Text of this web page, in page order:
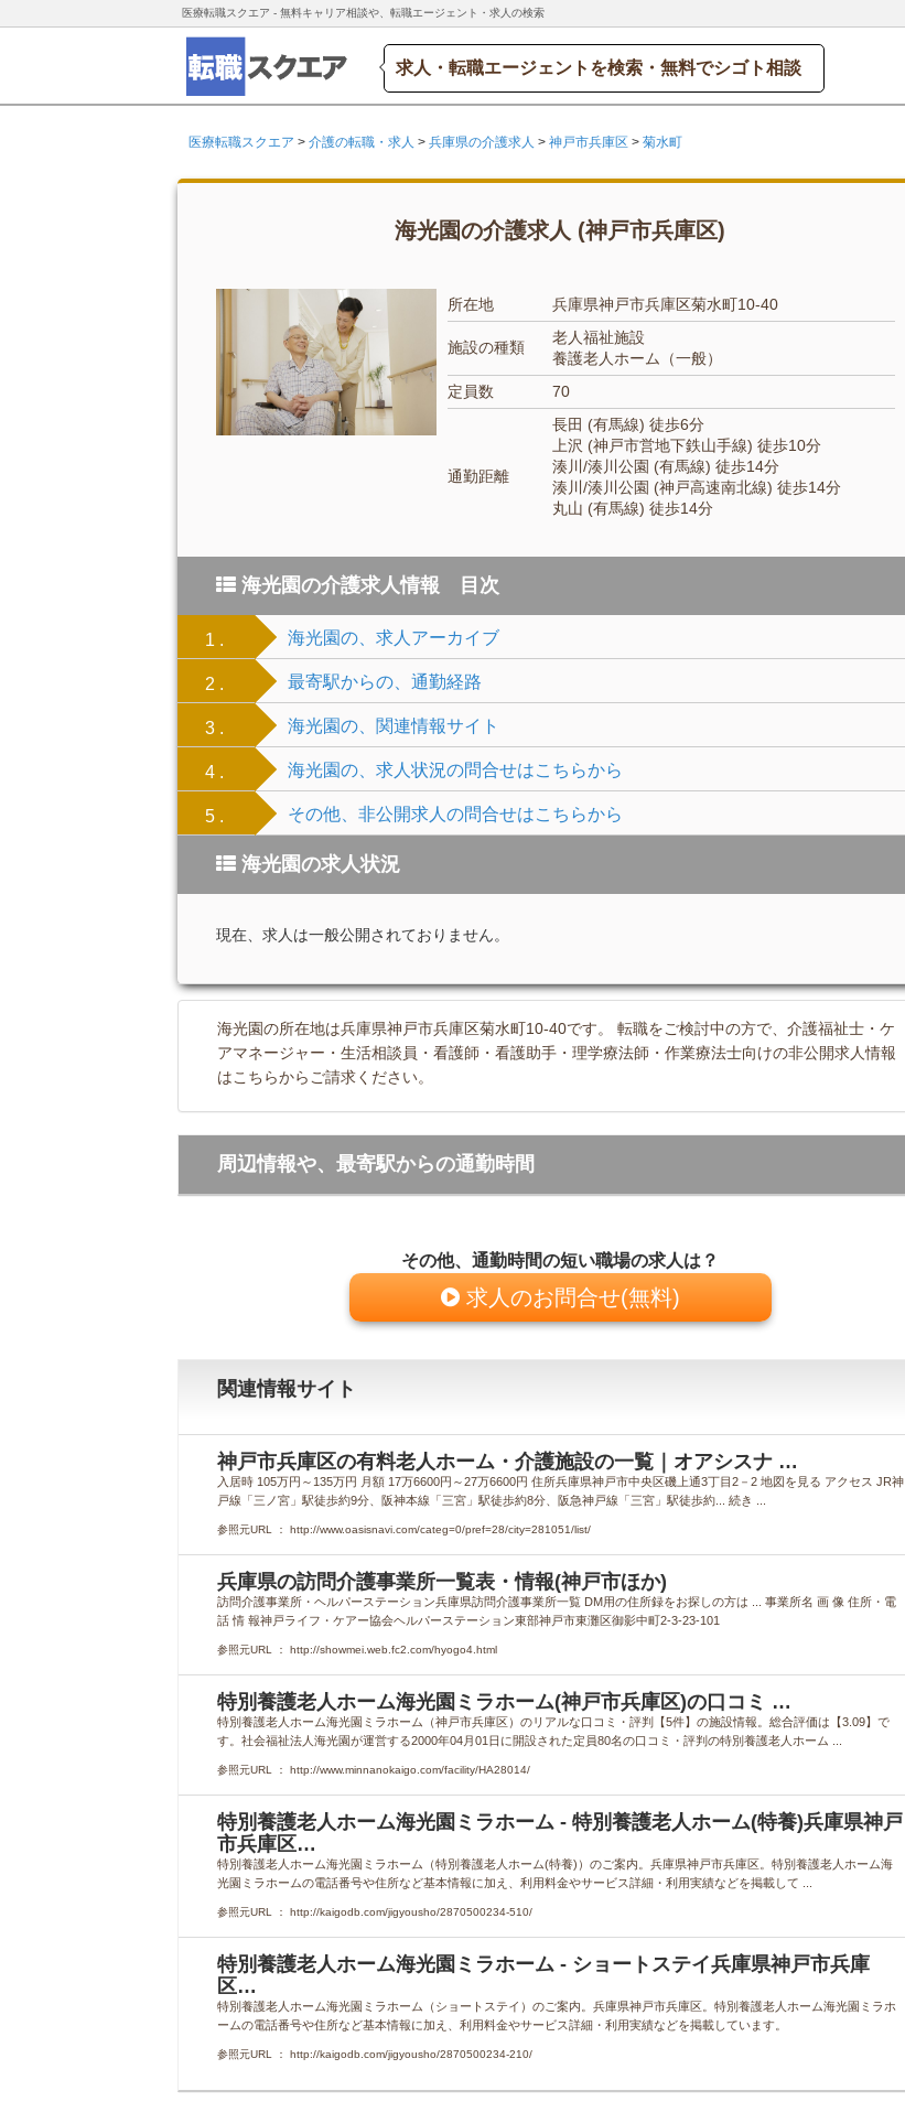
医療転職スクエア - 無料キャリア相談や、転職エージェント・求人の検索
求人・転職エージェントを検索・無料でシゴト相談
医療転職スクエア > 介護の転職・求人 > 兵庫県の介護求人 > 神戸市兵庫区 > 菊水町
海光園の介護求人 (神戸市兵庫区)
所在地 兵庫県神戸市兵庫区菊水町10-40
施設の種類
老人福祉施設
養護老人ホーム（一般）
定員数
70
通勤距離
長田 (有馬線) 徒歩6分
上沢 (神戸市営地下鉄山手線) 徒歩10分
湊川/湊川公園 (有馬線) 徒歩14分
湊川/湊川公園 (神戸高速南北線) 徒歩14分
丸山 (有馬線) 徒歩14分
海光園の介護求人情報 目次
1 . 海光園の、求人アーカイブ
2 . 最寄駅からの、通勤経路
3 . 海光園の、関連情報サイト
4 . 海光園の、求人状況の問合せはこちらから
5 . その他、非公開求人の問合せはこちらから
海光園の求人状況
現在、求人は一般公開されておりません。
海光園の所在地は兵庫県神戸市兵庫区菊水町10-40です。 転職をご検討中の方で、介護福祉士・ケ
アマネージャー・生活相談員・看護師・看護助手・理学療法師・作業療法士向けの非公開求人情報
はこちらからご請求ください。
周辺情報や、最寄駅からの通勤時間
その他、通勤時間の短い職場の求人は？
求人のお問合せ(無料)
関連情報サイト
神戸市兵庫区の有料老人ホーム・介護施設の一覧｜オアシスナ …
入居時 105万円～135万円 月額 17万6600円～27万6600円 住所兵庫県神戸市中央区磯上通3丁目2－2 地図を見る アクセス JR神
戸線「三ノ宮」駅徒歩約9分、阪神本線「三宮」駅徒歩約8分、阪急神戸線「三宮」駅徒歩約... 続き ...
参照元URL ： http://www.oasisnavi.com/categ=0/pref=28/city=281051/list/
兵庫県の訪問介護事業所一覧表・情報(神戸市ほか)
訪問介護事業所・ヘルパーステーション兵庫県訪問介護事業所一覧 DM用の住所録をお探しの方は ... 事業所名 画 像 住所・電
話 情 報神戸ライフ・ケアー協会ヘルパーステーション東部神戸市東灘区御影中町2-3-23-101
参照元URL ： http://showmei.web.fc2.com/hyogo4.html
特別養護老人ホーム海光園ミラホーム(神戸市兵庫区)の口コミ …
特別養護老人ホーム海光園ミラホーム（神戸市兵庫区）のリアルな口コミ・評判【5件】の施設情報。総合評価は【3.09】で
す。社会福祉法人海光園が運営する2000年04月01日に開設された定員80名の口コミ・評判の特別養護老人ホーム ...
参照元URL ： http://www.minnanokaigo.com/facility/HA28014/
特別養護老人ホーム海光園ミラホーム - 特別養護老人ホーム(特養)兵庫県神戸
市兵庫区…
特別養護老人ホーム海光園ミラホーム（特別養護老人ホーム(特養)）のご案内。兵庫県神戸市兵庫区。特別養護老人ホーム海
光園ミラホームの電話番号や住所など基本情報に加え、利用料金やサービス詳細・利用実績などを掲載して ...
参照元URL ： http://kaigodb.com/jigyousho/2870500234-510/
特別養護老人ホーム海光園ミラホーム - ショートステイ兵庫県神戸市兵庫
区…
特別養護老人ホーム海光園ミラホーム（ショートステイ）のご案内。兵庫県神戸市兵庫区。特別養護老人ホーム海光園ミラホ
ームの電話番号や住所など基本情報に加え、利用料金やサービス詳細・利用実績などを掲載しています。
参照元URL ： http://kaigodb.com/jigyousho/2870500234-210/